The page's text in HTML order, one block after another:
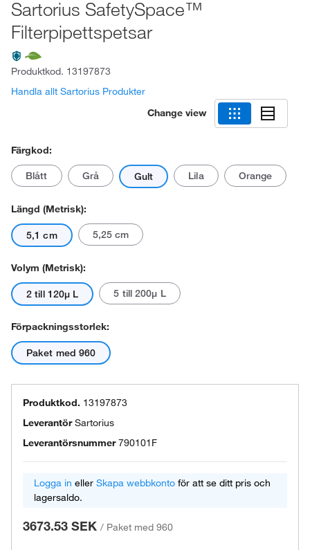
Sartorius SafetySpace™
Filterpipettspetsar
Produktkod. 13197873
Handla allt Sartorius Produkter
Change view
Färgkod:
Blått Grå Gult Lila Orange
Längd (metrisk):
5,1 cm 5,25 cm
Volym (metrisk):
2 till 120μ L 5 till 200μ L
Förpackningsstorlek:
Paket med 960
Produktkod. 13197873
LeverantörSartorius
Leverantörsnummer 790101F
Logga in eller Skapa webbkonto för att se ditt pris och
lagersaldo.
3673.53 SEK / Paket med 960